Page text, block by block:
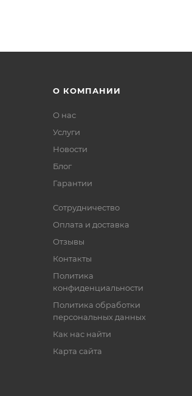
О КОМПАНИИ
О нас
Услуги
Новости
Блог
Гарантии
Сотрудничество
Оплата и доставка
Отзывы
Контакты
Политика
конфиденциальности
Политика обработки
персональных данных
Как нас найти
Карта сайта